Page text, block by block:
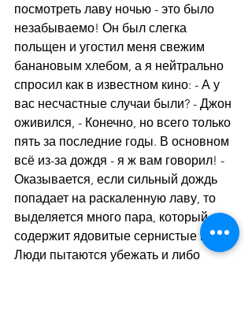
посмотреть лаву ночью - это было
незабываемо! Он был слегка
польщен и угостил меня свежим
банановым хлебом, а я нейтрально
спросил как в известном кино: - А у
вас несчастные случаи были? - Джон
оживился, - Конечно, но всего только
пять за последние годы. В основном
всё из-за дождя - я ж вам говорил! -
Оказывается, если сильный дождь
попадает на раскаленную лаву, то
выделяется много пара, который
содержит ядовитые сернистые газы.
Люди пытаются убежать и либо